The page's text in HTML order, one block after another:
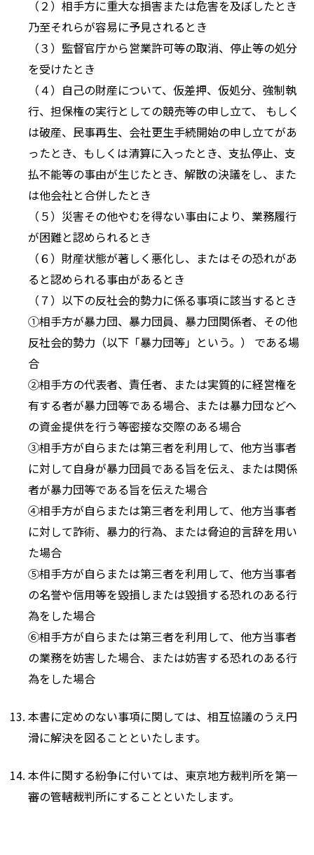
（２）相手方に重大な損害または危害を及ぼしたとき
乃至それらが容易に予見されるとき
（３）監督官庁から営業許可等の取消、停止等の処分
を受けたとき
（４）自己の財産について、仮差押、仮処分、強制執
行、担保権の実行としての競売等の申し立て、 もしく
は破産、民事再生、会社更生手続開始の申し立てがあ
ったとき、もしくは清算に入ったとき、支払停止、支
払不能等の事由が生じたとき、解散の決議をし、また
は他会社と合併したとき
（５）災害その他やむを得ない事由により、業務履行
が困難と認められるとき
（６）財産状態が著しく悪化し、またはその恐れがあ
ると認められる事由があるとき
（７）以下の反社会的勢力に係る事項に該当するとき
①相手方が暴力団、暴力団員、暴力団関係者、その他
反社会的勢力（以下「暴力団等」という。） である場
合
②相手方の代表者、責任者、または実質的に経営権を
有する者が暴力団等である場合、または暴力団などへ
の資金提供を行う等密接な交際のある場合
③相手方が自らまたは第三者を利用して、他方当事者
に対して自身が暴力団員である旨を伝え、または関係
者が暴力団等である旨を伝えた場合
④相手方が自らまたは第三者を利用して、他方当事者
に対して詐術、暴力的行為、または脅迫的言辞を用い
た場合
⑤相手方が自らまたは第三者を利用して、他方当事者
の名誉や信用等を毀損しまたは毀損する恐れのある行
為をした場合
⑥相手方が自らまたは第三者を利用して、他方当事者
の業務を妨害した場合、または妨害する恐れのある行
為をした場合
本書に定めのない事項に関しては、相互協議のうえ円
滑に解決を図ることといたします。
本件に関する紛争に付いては、東京地方裁判所を第一
審の管轄裁判所にすることといたします。